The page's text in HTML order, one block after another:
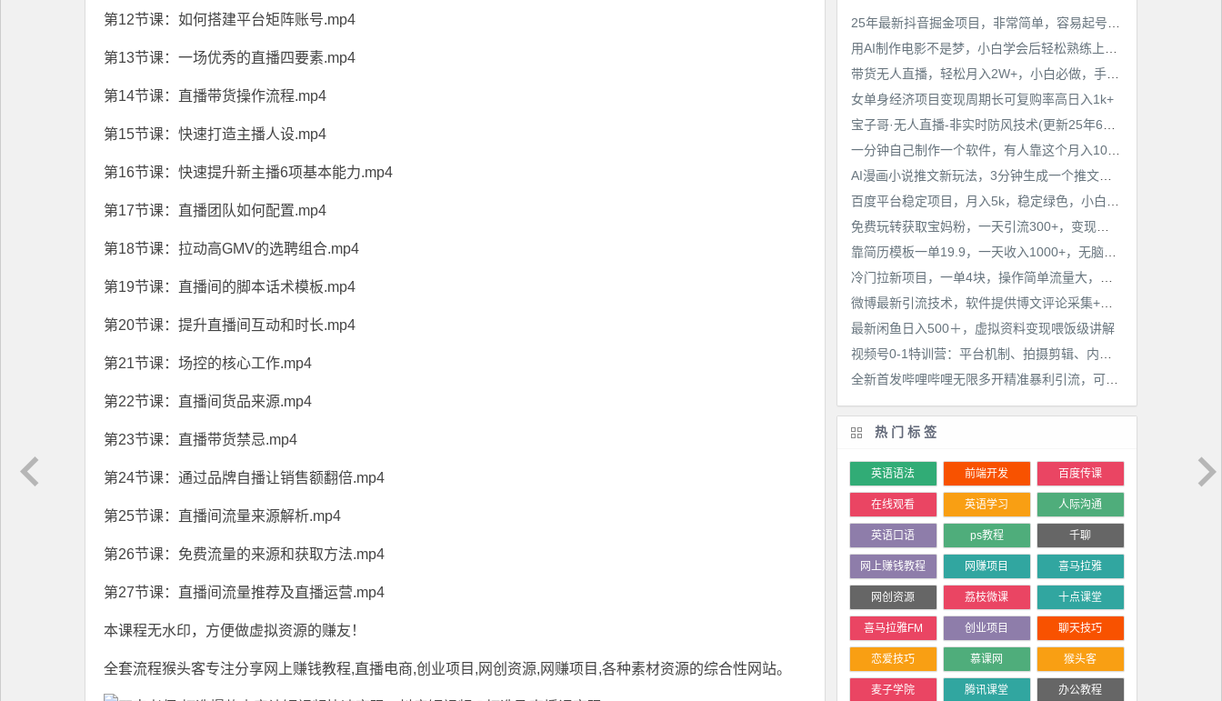
第12节课：如何搭建平台矩阵账号.mp4
第13节课：一场优秀的直播四要素.mp4
第14节课：直播带货操作流程.mp4
第15节课：快速打造主播人设.mp4
第16节课：快速提升新主播6项基本能力.mp4
第17节课：直播团队如何配置.mp4
第18节课：拉动高GMV的选聘组合.mp4
第19节课：直播间的脚本话术模板.mp4
第20节课：提升直播间互动和时长.mp4
第21节课：场控的核心工作.mp4
第22节课：直播间货品来源.mp4
第23节课：直播带货禁忌.mp4
第24节课：通过品牌自播让销售额翻倍.mp4
第25节课：直播间流量来源解析.mp4
第26节课：免费流量的来源和获取方法.mp4
第27节课：直播间流量推荐及直播运营.mp4
本课程无水印，方便做虚拟资源的赚友！
全套流程猴头客专注分享网上赚钱教程,直播电商,创业项目,网创资源, 网赚项目 ,各种素材资源的综合性网站。
带货无人直播，轻松月入2W+，小白必做，手把手教学，无脑操作(附学习资料)
女单身经济项目变现周期长可复购率高日入1k+
一分钟自己制作一个软件，有人靠这个月入10W+
AI漫画小说推文新玩法，3分钟生成一个推文视频，保姆级教程【配项目操作和软件教程】
免费玩转获取宝妈粉，一天引流300+，变现超乎你想象
微博最新引流技术，软件提供博文评论采集+私信实现精准引流【揭秘】
最新闲鱼日入500＋，虚拟资料变现喂饭级讲解
全新首发哔哩哔哩无限多开精准暴利引流，可无限多开，抗封首发精品脚本
热门标签
英语语法 前端开发 百度传课
在线观看 英语学习 人际沟通
英语口语 ps教程 千聊
网上赚钱教程 网赚项目 喜马拉雅
网创资源 荔枝微课 十点课堂
喜马拉雅FM 创业项目 聊天技巧
恋爱技巧 慕课网 猴头客
麦子学院 腾讯课堂 办公教程